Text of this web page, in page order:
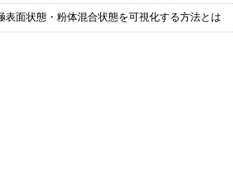
面状態・粉体混合状態を可視化する方法とは